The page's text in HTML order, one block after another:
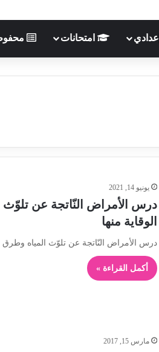
إعدادي امتحانات
يونيو 14, 2021
درس الأمراض النّاتجة عن تلوّث
الوقاية منها
درس الأمراض النّاتجة عن تلوّث المياه وطرق
أكمل القراءة »
مارس 15, 2017